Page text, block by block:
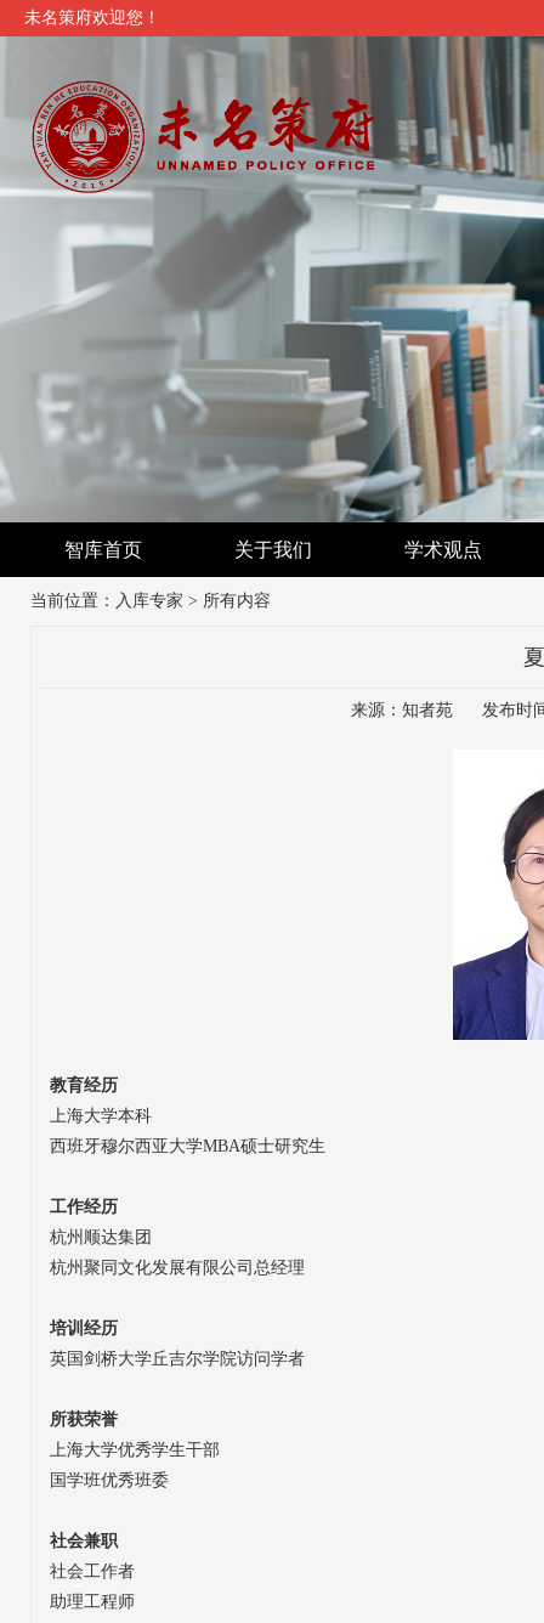
未名策府欢迎您！
智库首页 关于我们 学术观点
当前位置： 入库专家 > 所有内容
来源：知者苑 发布时
教育经历
上海大学本科
西班牙穆尔西亚大学MBA硕士研究生
工作经历
杭州顺达集团
杭州聚同文化发展有限公司总经理
培训经历
英国剑桥大学丘吉尔学院访问学者
所获荣誉
上海大学优秀学生干部
国学班优秀班委
社会兼职
社会工作者
助理工程师